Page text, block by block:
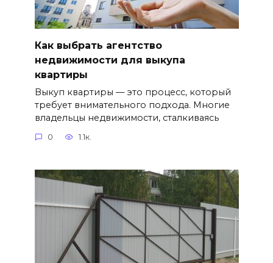
Как выбрать агентство
недвижимости для выкупа
квартиры
Выкуп квартиры — это процесс, который
требует внимательного подхода. Многие
владельцы недвижимости, сталкиваясь
0 1.1к.